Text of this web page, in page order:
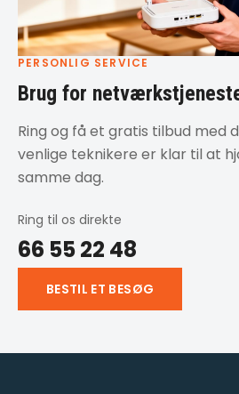
PERSONLIG SERVICE
Brug for
Ring og få et gratis tilbud med
venlige teknikere er klar til at
samme dag.
Ring til os direkte
66 55 22 48
BESTIL ET BESØG